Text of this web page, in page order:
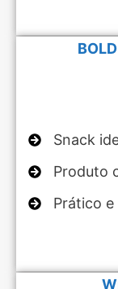
Snack
Produto
Prático e